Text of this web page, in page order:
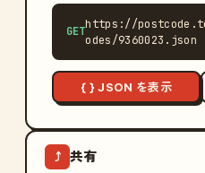
GET
https://
odes/9360023.json
{ } JSON を表示
⤴ 共有